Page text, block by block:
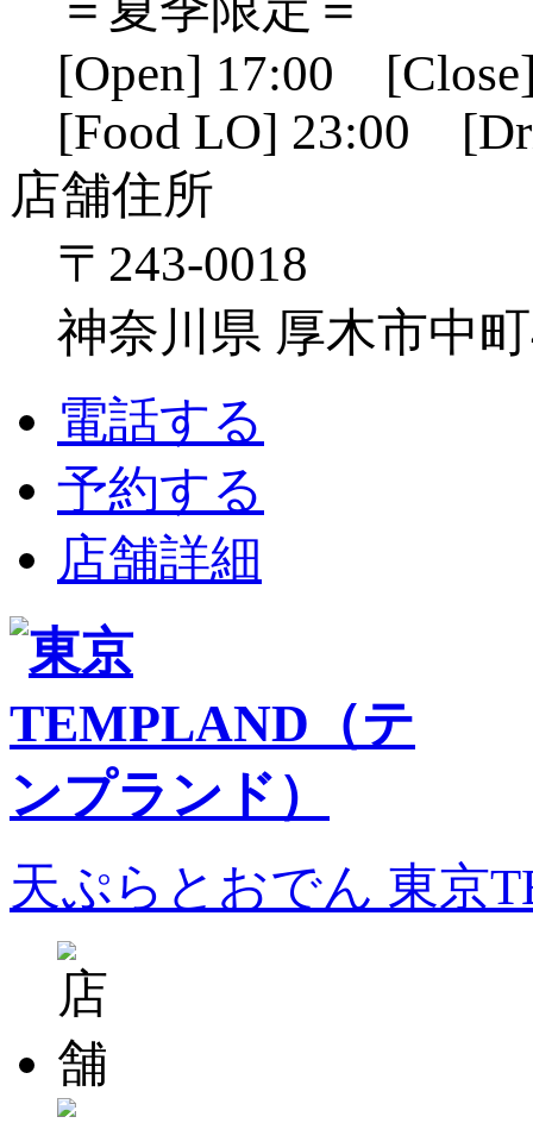
[Open] 17:00
[Food LO] 23:00
店舗住所
〒243-0018
神奈川県 厚木市中
電話する
予約する
店舗詳細
天ぷらとおでん 東京